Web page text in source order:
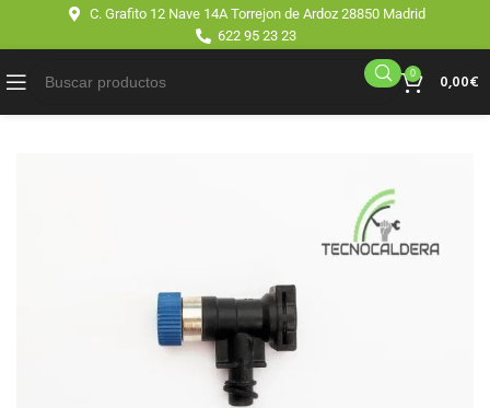
C. Grafito 12 Nave 14A Torrejon de Ardoz 28850 Madrid
622 95 23 23
0 0,00€